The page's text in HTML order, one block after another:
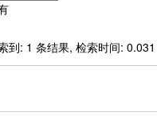
到: 1 条结果, 检索时间: